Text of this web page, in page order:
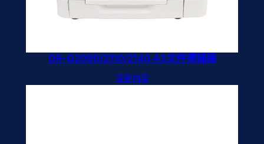
DR-G2090/2110/2140 A3文件掃描器
查看內容